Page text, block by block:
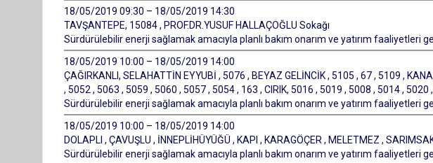
18/05/2019 09:30 – 18/05/2019 14:30
TAVŞANTEPE, 15084 , PROF.DR.YUSUF HALLAÇOĞLU Sokağı
Sürdürülebilir enerji sağlamak amacıyla planlı bakım onarım ve yatırım faaliyetleri
18/05/2019 10:00 – 18/05/2019 14:00
ÇAĞIRKANLI, SELAHATTİN EYYUBİ , 5076 , BEYAZ GELİNCİK , 5105 , 67 , 5109 ,
, 5052 , 5063 , 5059 , 5060 , 5057 , 5054 , 163 , CIRIK, 5016 , 5019 , 5008 , 5014 , 5020
Sürdürülebilir enerji sağlamak amacıyla planlı bakım onarım ve yatırım faaliyetleri
18/05/2019 10:00 – 18/05/2019 14:00
DOLAPLI , ÇAVUŞLU , İNNEPLİHÜYÜĞÜ , KAPI , KARAGÖÇER , MELETMEZ ,
Sürdürülebilir enerji sağlamak amacıyla planlı bakım onarım ve yatırım faaliyetleri